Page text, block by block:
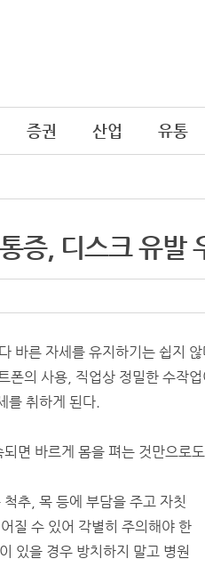
증권 산업 유통
증, 디스크 유발
바른 자세를 유지하기는 쉽지
폰의 사용, 직업상 정밀한 수작
를 취하게 된다.
면 바르게 몸을 펴는 것만으로
추, 목 등에 부담을 주고 자칫
질 수 있어 각별히 주의해야 한
있을 경우 방치하지 말고 병원